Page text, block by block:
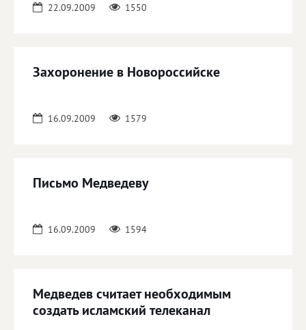
22.09.2009 1550
Захоронение в Новороссийске
16.09.2009 1579
Письмо Медведеву
16.09.2009 1594
Медведев считает необходимым
создать исламский телеканал